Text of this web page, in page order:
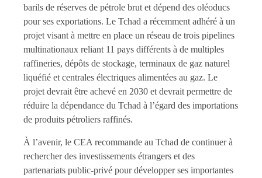
barils de réserves de pétrole brut et dépend des oléoducs
pour ses exportations. Le Tchad a récemment adhéré à un
projet visant à mettre en place un réseau de trois pipelines
multinationaux reliant 11 pays différents à de multiples
raffineries, dépôts de stockage, terminaux de gaz naturel
liquéfié et centrales électriques alimentées au gaz. Le
projet devrait être achevé en 2030 et devrait permettre de
réduire la dépendance du Tchad à l’égard des importations
de produits pétroliers raffinés.
À l’avenir, le CEA recommande au Tchad de continuer à
rechercher des investissements étrangers et des
partenariats public-privé pour développer ses importantes